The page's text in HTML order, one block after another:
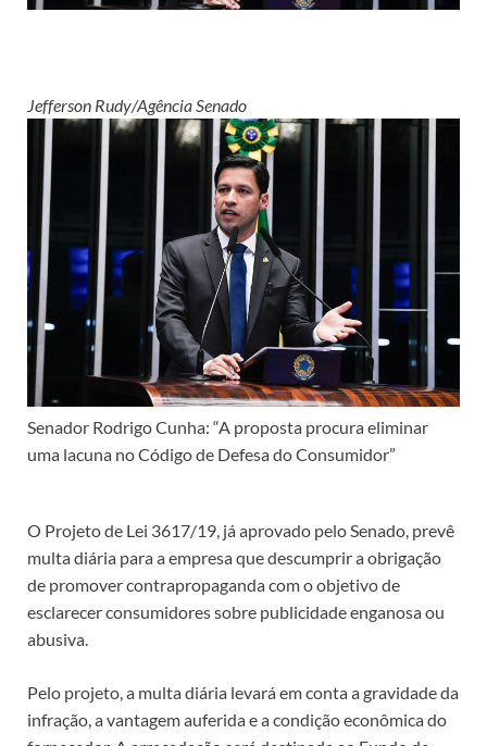
Jefferson Rudy/Agência Senado
Senador Rodrigo Cunha: “A proposta procura eliminar
uma lacuna no Código de Defesa do Consumidor”
O Projeto de Lei 3617/19, já aprovado pelo Senado, prevê
multa diária para a empresa que descumprir a obrigação
de promover contrapropaganda com o objetivo de
esclarecer consumidores sobre publicidade enganosa ou
abusiva.
Pelo projeto, a multa diária levará em conta a gravidade da
infração, a vantagem auferida e a condição econômica do